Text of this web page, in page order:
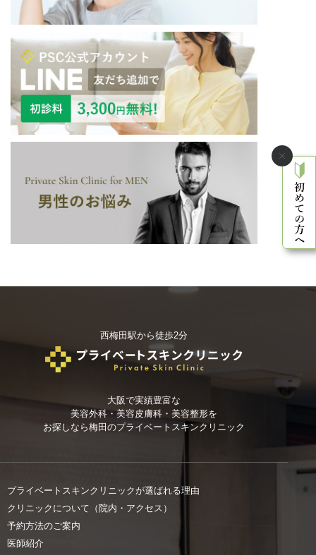
西梅田駅から徒歩2分
大阪で実績豊富な
美容外科・美容皮膚科・美容整形を
お探しなら梅田のプライベートスキンクリニック
プライベートスキンクリニックが選ばれる理由
クリニックについて（院内・アクセス）
予約方法のご案内
医師紹介